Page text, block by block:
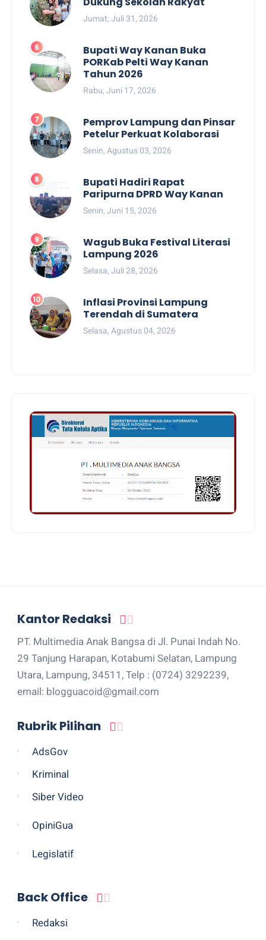
Jumat, Juli 31, 2026
Bupati Way Kanan Buka
PORKab Pelti Way Kanan
Tahun 2026
Rabu, Juni 17, 2026
Pemprov Lampung dan Pinsar
Petelur Perkuat Kolaborasi
Senin, Agustus 03, 2026
Bupati Hadiri Rapat
Paripurna DPRD Way Kanan
Senin, Juni 15, 2026
Wagub Buka Festival Literasi
Lampung 2026
Selasa, Juli 28, 2026
Inflasi Provinsi Lampung
Terendah di Sumatera
Selasa, Agustus 04, 2026
Kantor Redaksi
PT. Multimedia Anak Bangsa di Jl. Punai Indah No.
29 Tanjung Harapan, Kotabumi Selatan, Lampung
Utara, Lampung, 34511, Telp : (0724) 3292239,
email: blogguacoid@gmail.com
Rubrik Pilihan
AdsGov
Kriminal
Siber Video
OpiniGua
Legislatif
Back Office
Redaksi